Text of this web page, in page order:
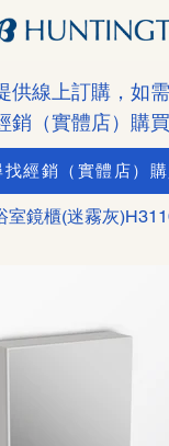
室鏡櫃(迷霧灰
供線上訂購，如
銷（實體店）購買
找經銷（實體店）購